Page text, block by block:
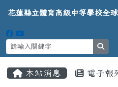
花蓮縣立體育高
導覽列
花蓮縣立體育高級中等學校全
本站消息 電子報